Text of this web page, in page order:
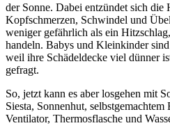
der Sonne. Dabei entzündet sich die
Kopfschmerzen, Schwindel und
weniger gefährlich als ein
handeln. Babys und Kleinkinder
weil ihre Schädeldecke viel dünner
gefragt.
So, jetzt kann es aber losgehen mit
Siesta, Sonnenhut,
Ventilator, Thermosflasche und